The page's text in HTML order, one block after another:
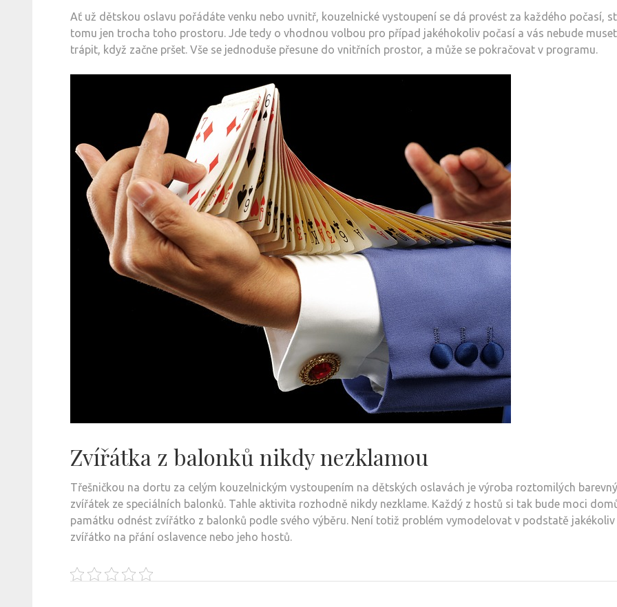
Ať už dětskou oslavu pořádáte venku nebo uvnitř, kouzelnické vystoupení se dá provést za každého počasí,
tomu jen trocha toho prostoru. Jde tedy o vhodnou volbou pro případ jakéhokoliv počasí a vás nebude muset
trápit, když začne pršet. Vše se jednoduše přesune do vnitřních prostor, a může se pokračovat v programu.
Zvířátka z balonků nikdy nezklamou
Třešničkou na dortu za celým kouzelnickým vystoupením na dětských oslavách je výroba roztomilých
zvířátek ze speciálních balonků. Tahle aktivita rozhodně nikdy nezklame. Každý z hostů si tak bude moci
památku odnést zvířátko z balonků podle svého výběru. Není totiž problém vymodelovat v podstatě jakékoliv
zvířátko na přání oslavence nebo jeho hostů.